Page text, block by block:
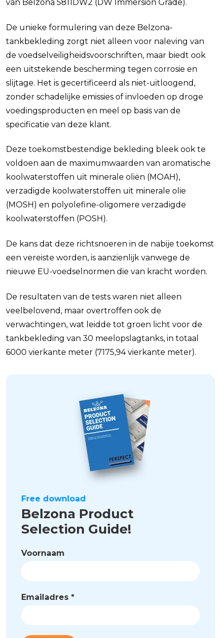
van Belzona 5811DW2 (DW Immersion Grade).
De unieke formulering van deze Belzona-
tankbekleding zorgt niet alleen voor naleving van
de voedselveiligheidsvoorschriften, maar biedt ook
een uitstekende bescherming tegen corrosie en
slijtage. Het is gecertificeerd als niet-uitloogend,
zonder schadelijke emissies of invloeden op droge
voedingsproducten en meel op basis van de
specificatie van deze klant.
Deze toekomstbestendige bekleding bleek ook te
voldoen aan de maximumwaarden van aromatische
koolwaterstoffen uit minerale oliën (MOAH),
verzadigde koolwaterstoffen uit minerale olie
(MOSH) en polyolefine-oligomere verzadigde
koolwaterstoffen (POSH).
De kans dat deze richtsnoeren in de nabije toekomst
een vereiste worden, is aanzienlijk vanwege de
nieuwe EU-voedselnormen die van kracht worden.
De resultaten van de tests waren niet alleen
veelbelovend, maar overtroffen ook de
verwachtingen, wat leidde tot groen licht voor de
tankbekleding van 30 meelopslagtanks, in totaal
6000 vierkante meter (7175,94 vierkante meter).
Free download
Belzona Product
Selection Guide!
Voornaam
Emailadres *